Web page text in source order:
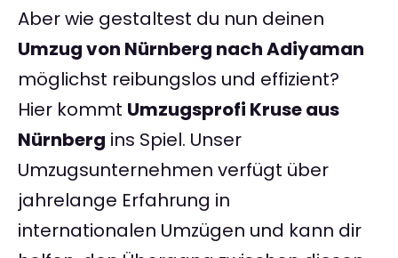
Aber wie gestaltest du nun deinen
Umzug von Nürnberg nach Adiyaman
möglichst reibungslos und effizient?
Hier kommt Umzugsprofi Kruse aus
Nürnberg ins Spiel. Unser
Umzugsunternehmen verfügt über
jahrelange Erfahrung in
internationalen Umzügen und kann dir